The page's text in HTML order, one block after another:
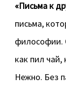
«Письма к
письма,
философии.
как пил чай,
Нежно. Без